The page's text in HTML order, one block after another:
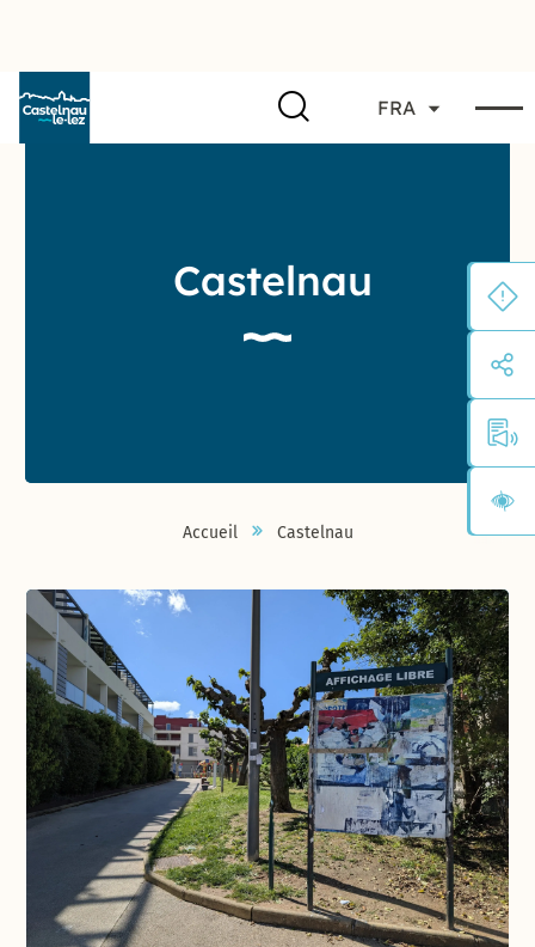
FRA
Castelnau
Accueil Castelnau
Liste de pages rattachées